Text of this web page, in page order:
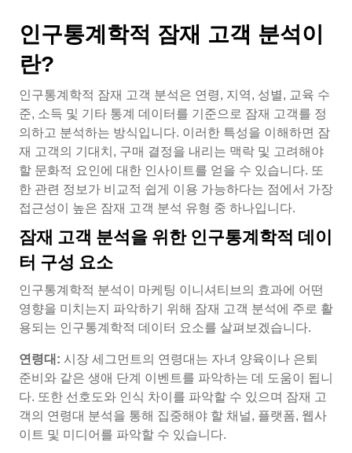
인구통계학적 잠재 고객 분석이
란?
인구통계학적 잠재 고객 분석은 연령, 지역, 성별, 교육 수
준, 소득 및 기타 통계 데이터를 기준으로 잠재 고객를 정
의하고 분석하는 방식입니다. 이러한 특성을 이해하면 잠
재 고객의 기대치, 구매 결정을 내리는 맥락 및 고려해야
할 문화적 요인에 대한 인사이트를 얻을 수 있습니다. 또
한 관련 정보가 비교적 쉽게 이용 가능하다는 점에서 가장
접근성이 높은 잠재 고객 분석 유형 중 하나입니다.
잠재 고객 분석을 위한 인구통계학적 데이
터 구성 요소
인구통계학적 분석이 마케팅 이니셔티브의 효과에 어떤
영향을 미치는지 파악하기 위해 잠재 고객 분석에 주로 활
용되는 인구통계학적 데이터 요소를 살펴보겠습니다.
연령대: 시장 세그먼트의 연령대는 자녀 양육이나 은퇴
준비와 같은 생애 단계 이벤트를 파악하는 데 도움이 됩니
다. 또한 선호도와 인식 차이를 파악할 수 있으며 잠재 고
객의 연령대 분석을 통해 집중해야 할 채널, 플랫폼, 웹사
이트 및 미디어를 파악할 수 있습니다.